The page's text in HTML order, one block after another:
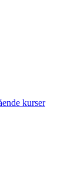
kurser